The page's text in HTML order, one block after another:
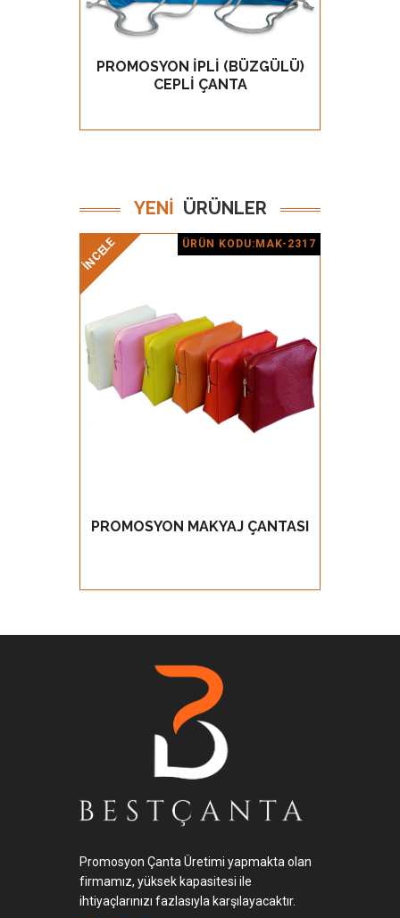
GÖZ AT
PROMOSYON İPLİ (BÜZGÜLÜ)
CEPLİ ÇANTA
YENİ ÜRÜNLER
İNCELE ÜRÜN KODU:MAK-2317
GÖZ AT
Ürün Detay
PROMOSYON MAKYAJ ÇANTASI
Promosyon Çanta Üretimi yapmakta olan
firmamız, yüksek kapasitesi ile
ihtiyaçlarınızı fazlasıyla karşılayacaktır.